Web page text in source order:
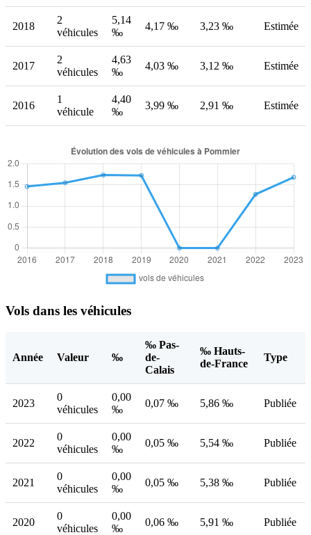
2018
2
véhicules
5,14
‰
4,17 ‰ 3,23 ‰ Estimée
2017
2
véhicules
4,63
‰
4,03 ‰ 3,12 ‰ Estimée
2016
1
véhicule
4,40
‰
3,99 ‰ 2,91 ‰ Estimée
Vols dans les véhicules
Année Valeur ‰
‰ Pas-
de-
Calais
‰ Hauts-
de-France
Type
2023
0
véhicules
0,00
‰
0,07 ‰ 5,86 ‰ Publiée
2022
0
véhicules
0,00
‰
0,05 ‰ 5,54 ‰ Publiée
2021
0
véhicules
0,00
‰
0,05 ‰ 5,38 ‰ Publiée
2020
0
véhicules
0,00
‰
0,06 ‰ 5,91 ‰ Publiée